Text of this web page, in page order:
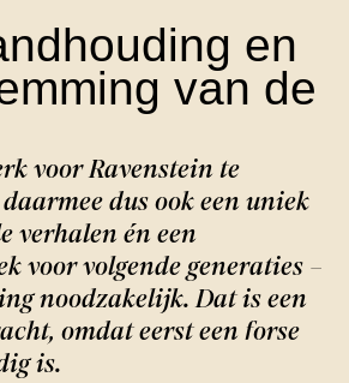
en
van de
voor Ravenstein te
dus ook een uniek
verhalen én een
voor volgende generaties –
noodzakelijk. Dat is een
omdat eerst een forse
is.